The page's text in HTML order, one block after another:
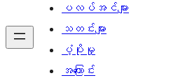
ပလပ်အင်များ
သတင်းများ
ပံ့ပိုးမှု
အကြောင်း